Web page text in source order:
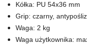
Kółka: PU 54x36 mm
Grip: czarny,
Waga: 2 kg
Waga użytkownika: